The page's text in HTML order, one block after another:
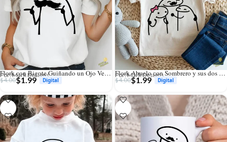
Flork con Bigote Guiñando un Ojo Vector para Sublimación
Por: Mark Designs
$4.00$1.99
Flork Abuelo con Sombrero y sus dos Nietos Vector para Sublimar
Por: Mark Designs
$4.00$1.99